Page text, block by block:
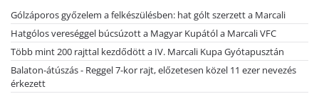
Gólzáporos győzelem a felkészülésben: hat gólt szerzett a Marcali
Hatgólos vereséggel búcsúzott a Magyar Kupától a Marcali VFC
Több mint 200 rajttal kezdődött a IV. Marcali Kupa Gyótapusztán
Balaton-átúszás - Reggel 7-kor rajt, előzetesen közel 11 ezer nevezés
érkezett